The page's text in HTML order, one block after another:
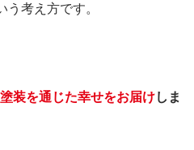
う考え方です。
塗装を通じた幸せをお届けしま